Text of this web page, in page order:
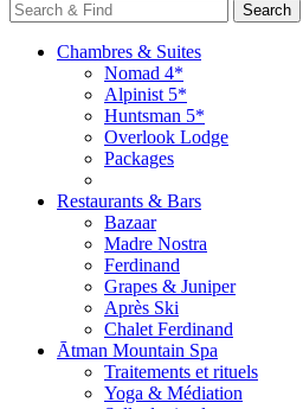
Chambres & Suites
Nomad 4*
Alpinist 5*
Huntsman 5*
Overlook Lodge
Packages
Restaurants & Bars
Bazaar
Madre Nostra
Ferdinand
Grapes & Juniper
Après Ski
Chalet Ferdinand
Ātman Mountain Spa
Traitements et rituels
Yoga & Médiation